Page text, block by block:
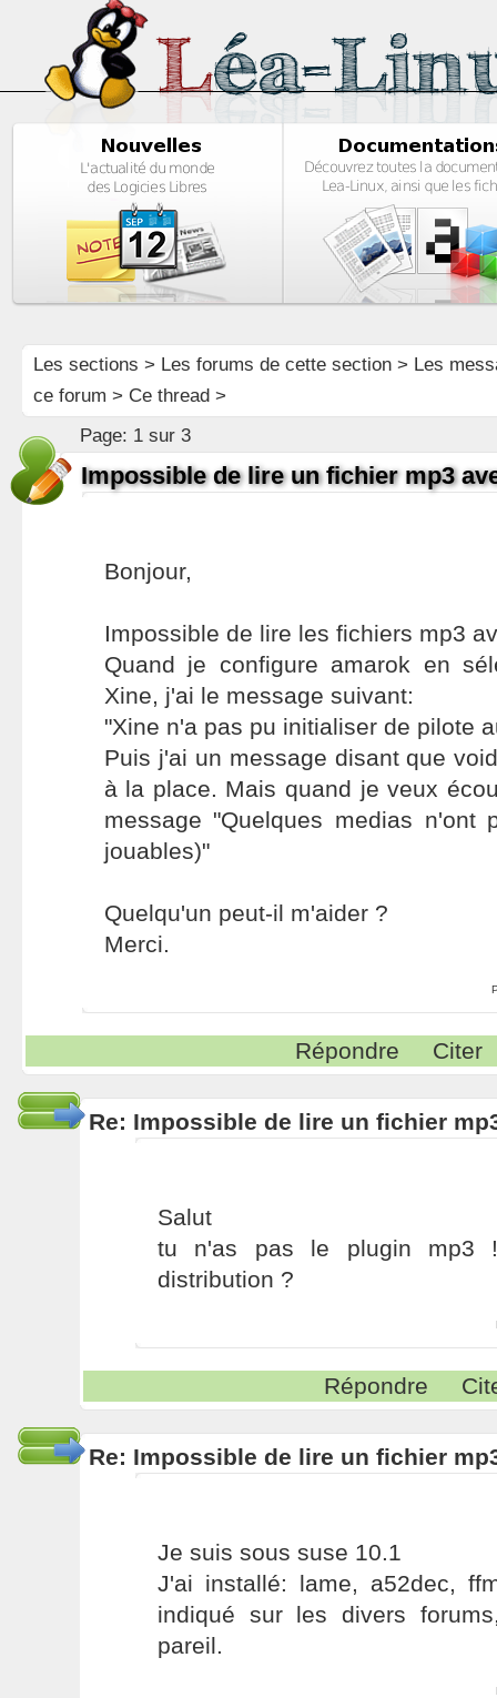
Les sections > Les forums de cette section> Les
ce forum > Ce thread >
Page: 1 sur 3
Impossible de lire un fichier mp3
Bonjour,
Impossible de lire les fichiers mp3
Quand je configure amarok en
Xine, j'ai le message suivant:
"Xine n'a pas pu initialiser de pilote
Puis j'ai un message disant que
à la place. Mais quand je veux
message "Quelques medias n'ont
jouables)"
Quelqu'un peut-il m'aider ?
Merci.
Répondre Citer
Re: Impossible de lire un fichier
Salut
tu n'as pas le plugin mp3
distribution ?
Répondre
Re: Impossible de lire un fichier
Je suis sous suse 10.1
J'ai installé: lame, a52dec,
indiqué sur les divers
pareil.